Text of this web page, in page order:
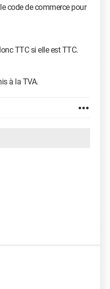
code de commerce pour
TTC si elle est TTC.
à la TVA.